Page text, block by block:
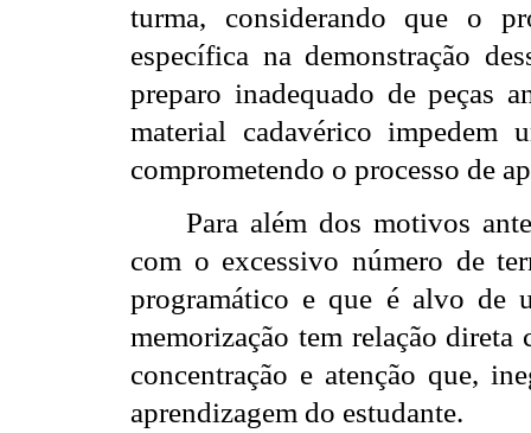
turma, considerando que o
específica na demonstração
preparo inadequado de peças
material cadavérico impedem
comprometendo o processo de
Para além dos motivos
com o excessivo número de
programático e que é alvo de
memorização tem relação
concentração e atenção que,
aprendizagem do estudante.